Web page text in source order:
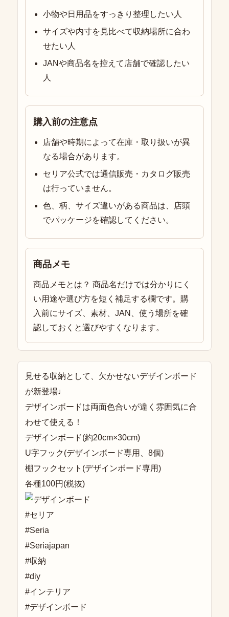
小物や日用品をすっきり整理したい人
サイズや内寸を見比べて収納場所に合わ
せたい人
JANや商品名を控えて店舗で確認したい
人
購入前の注意点
店舗や時期によって在庫・取り扱いが異
なる場合があります。
セリア公式では通信販売・カタログ販売
は行っていません。
色、柄、サイズ違いがある商品は、店頭
でパッケージを確認してください。
商品メモ
商品メモとは？ 商品名だけでは分かりにく
い用途や選び方を短く補足する欄です。購
入前にサイズ、素材、JAN、使う場所を確
認しておくと選びやすくなります。
見せる収納として、欠かせないデザインボード
が新登場♩
デザインボードは両面色合いが違く雰囲気に合
わせて使える！
デザインボード(約20cm×30cm)
U字フック(デザインボード専用、8個)
棚フックセット(デザインボード専用)
各種100円(税抜)
#セリア
#Seria
#Seriajapan
#収納
#diy
#インテリア
#デザインボード